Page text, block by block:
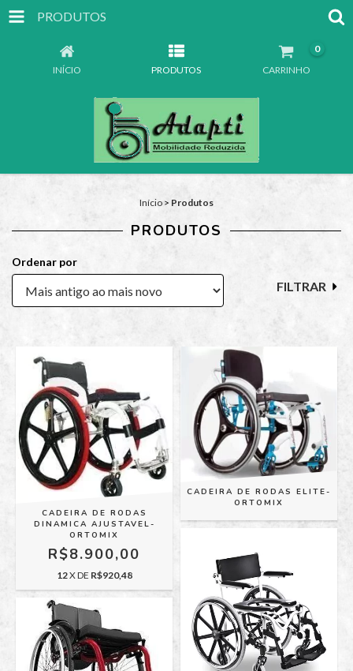
PRODUTOS
INÍCIO PRODUTOS CARRINHO
0
Início > Produtos
PRODUTOS
Ordenar por
FILTRAR
CADEIRA DE RODAS
DINAMICA AJUSTAVEL-
ORTOMIX
R$8.900,00
12X DE R$920,48
CADEIRA DE RODAS ELITE-
ORTOMIX